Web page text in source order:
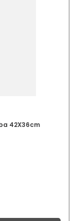
42X36cm